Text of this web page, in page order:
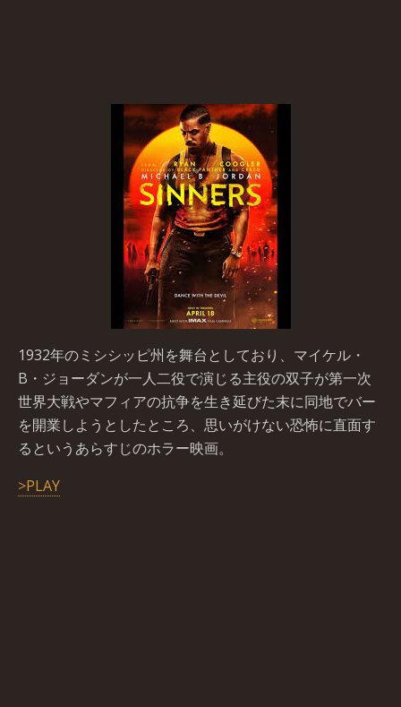
1932年のミシシッピ州を舞台としており、マイケル・
B・ジョーダンが一人二役で演じる主役の双子が第一次
世界大戦やマフィアの抗争を生き延びた末に同地でバー
を開業しようとしたところ、思いがけない恐怖に直面す
るというあらすじのホラー映画。
>PLAY